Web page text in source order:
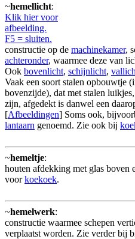
~hemellicht:
Klik hier voor
afbeelding.
F5 = sluiten.
constructie op de machinekamer,
achteronder, waarmee deze van
Ook bovenlicht, schijnlicht,
Vaak een soort stalen opbouwtje
bovenzijde), dat met stalen
zijn, afgedekt is danwel een
[Afbeeldingen] Soms ook,
lantaarn genoemd. Zie ook bij
~hemeltje:
houten afdekking met glas boven
voorkoekoek.
~hemelwerk:
constructie waarmee schepen
verplaatst worden. Zie verder bij